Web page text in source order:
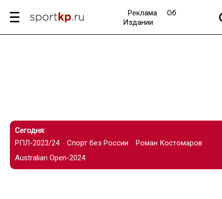
Реклама
Об
Издании
Сегодня:
РПЛ-2023/24
Спорт без России
Роман Костомаров
Australian Open-2024